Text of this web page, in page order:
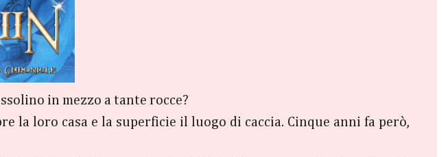
in mezzo a tante rocce?
la loro casa e la superficie il luogo di caccia. Cinque anni fa però,